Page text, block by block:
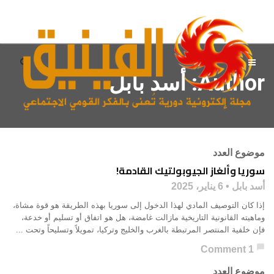
Author: أسد بابل
موضوع العدد
سوريا وألغاز الجيوبولتيك القادمة!
أسد بابل 6 يناير، 2025
إذا كان التوصيف المادي لهذا الدخول إلى سوريا بهذه الطريقة هو قوة مشاة،
وماهيته القانونية التاريخية مازالت غامضة، هل هو اتفاق أو تسليم أو خدعة،
فإن خلفية المنتصر المرتبطة بالغرب والخليج وتركيا، تمويلاً وتسليحاً وتحت ...
chat_bubble
1 Comment
موضوع العدد